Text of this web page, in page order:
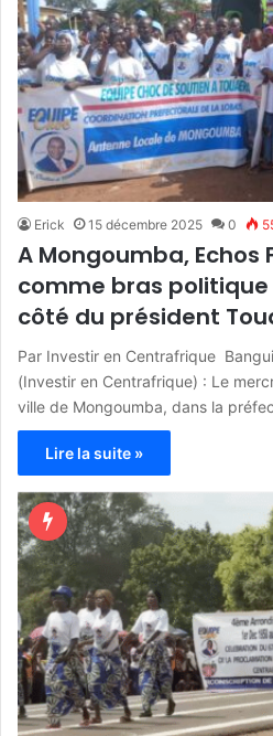
Erick 15 décembre 2025 0
A Mongoumba, Echos
comme bras
côté du président
Par Investir en Centrafrique
(Investir en Centrafrique) : Le
ville de Mongoumba, dans la
Lire la suite »